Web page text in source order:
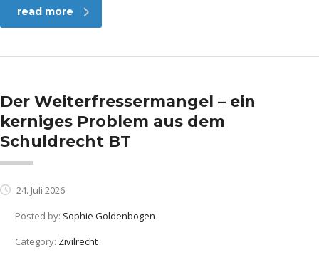
read more
Der Weiterfressermangel – ein
kerniges Problem aus dem
Schuldrecht BT
24. Juli 2026
Posted by: Sophie Goldenbogen
Category: Zivilrecht